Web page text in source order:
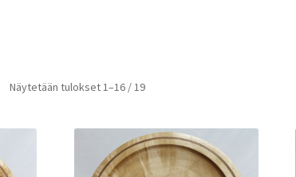
Näytetään tulokset 1–16 / 19